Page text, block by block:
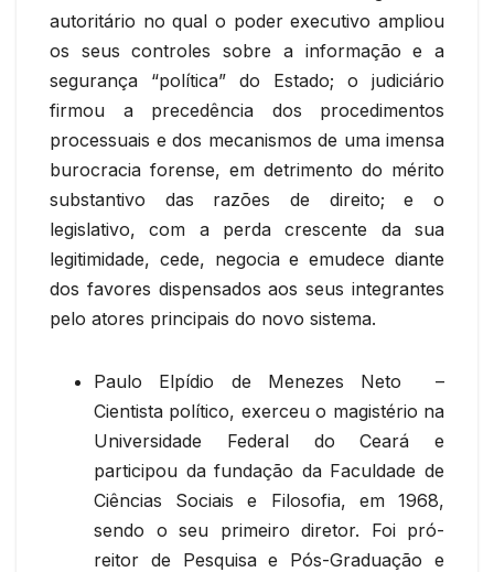
autoritário no qual o poder executivo ampliou
os seus controles sobre a informação e a
segurança “política” do Estado; o judiciário
firmou a precedência dos procedimentos
processuais e dos mecanismos de uma imensa
burocracia forense, em detrimento do mérito
substantivo das razões de direito; e o
legislativo, com a perda crescente da sua
legitimidade, cede, negocia e emudece diante
dos favores dispensados aos seus integrantes
pelo atores principais do novo sistema.
Paulo Elpídio de Menezes Neto –
Cientista político, exerceu o magistério na
Universidade Federal do Ceará e
participou da fundação da Faculdade de
Ciências Sociais e Filosofia, em 1968,
sendo o seu primeiro diretor. Foi pró-
reitor de Pesquisa e Pós-Graduação e